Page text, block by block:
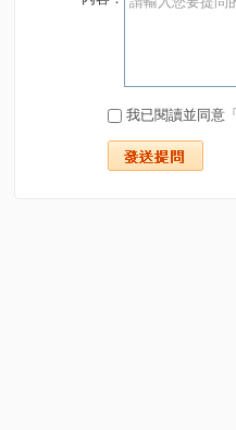
我已閱讀並同意「